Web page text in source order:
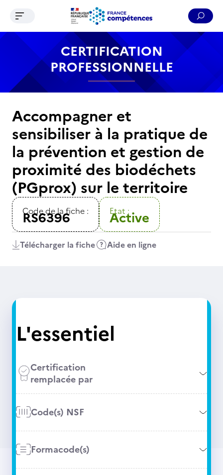
Contenu Recherche Menu Pied de page
Ouvrir le menu de navigation
CERTIFICATION
PROFESSIONNELLE
Accompagner et
sensibiliser à la pratique de
la prévention et gestion de
proximité des biodéchets
(PGprox) sur le territoire
Code de la fiche :
RS6396 Etat :
Active
Télécharger la fiche Aide en ligne
L'essentiel
Certification
remplacée par
Code(s) NSF
Formacode(s)